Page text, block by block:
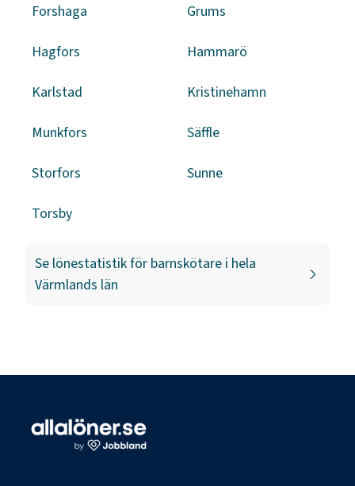
Forshaga Grums
Hagfors Hammarö
Karlstad Kristinehamn
Munkfors Säffle
Storfors Sunne
Torsby
Se lönestatistik för barnskötare i hela
Värmlands län